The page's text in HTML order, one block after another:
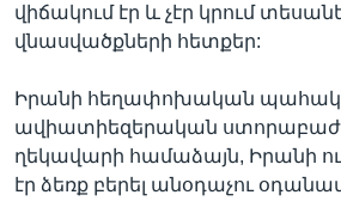
վիճակում էր և չէր կրում
վնասվածքների հետքեր:
Իրանի հեղափոխական
ավիատիեզերական
ղեկավարի համաձայն, Իրանի
էր ձեռք բերել անօդաչու